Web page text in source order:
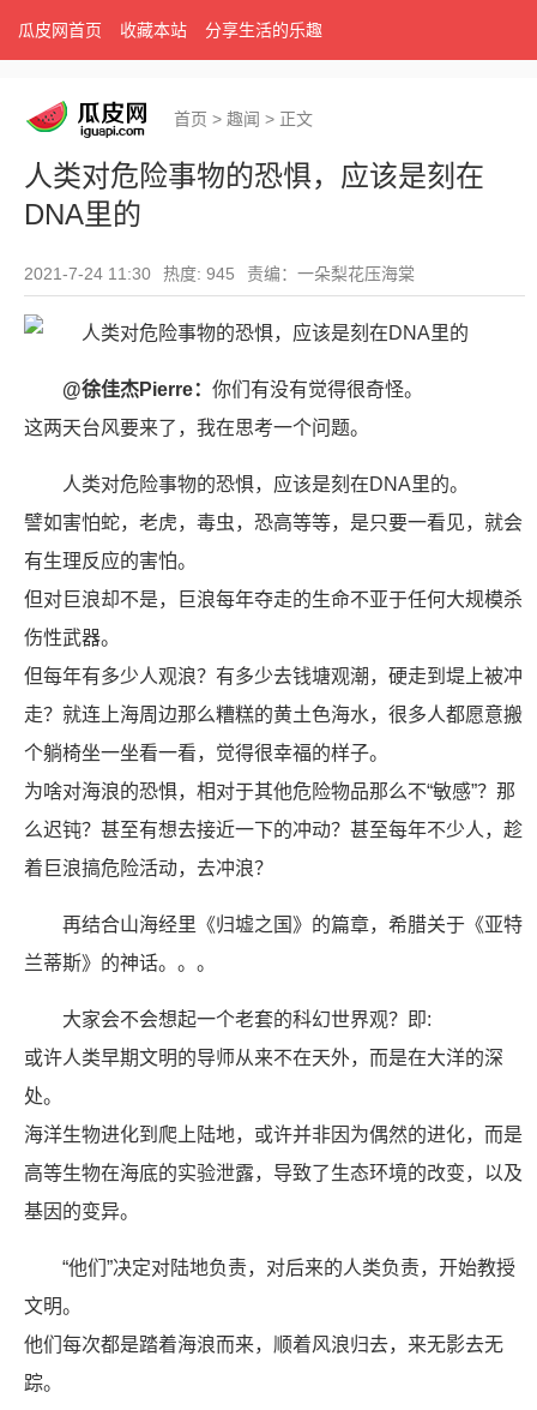
瓜皮网首页 收藏本站 分享生活的乐趣
首页 > 趣闻 > 正文
人类对危险事物的恐惧，应该是刻在
DNA里的
2021-7-24 11:30 热度: 945 责编：一朵梨花压海棠
@徐佳杰Pierre： 你们有没有觉得很奇怪。
这两天台风要来了，我在思考一个问题。
人类对危险事物的恐惧，应该是刻在DNA里的。
譬如害怕蛇，老虎，毒虫，恐高等等，是只要一看见，就会
有生理反应的害怕。
但对巨浪却不是，巨浪每年夺走的生命不亚于任何大规模杀
伤性武器。
但每年有多少人观浪？有多少去钱塘观潮，硬走到堤上被冲
走？就连上海周边那么糟糕的黄土色海水，很多人都愿意搬
个躺椅坐一坐看一看，觉得很幸福的样子。
为啥对海浪的恐惧，相对于其他危险物品那么不“敏感”？那
么迟钝？甚至有想去接近一下的冲动？甚至每年不少人，趁
着巨浪搞危险活动，去冲浪？
再结合山海经里《归墟之国》的篇章，希腊关于《亚特
兰蒂斯》的神话。。。
大家会不会想起一个老套的科幻世界观？即:
或许人类早期文明的导师从来不在天外，而是在大洋的深
处。
海洋生物进化到爬上陆地，或许并非因为偶然的进化，而是
高等生物在海底的实验泄露，导致了生态环境的改变，以及
基因的变异。
“他们”决定对陆地负责，对后来的人类负责，开始教授
文明。
他们每次都是踏着海浪而来，顺着风浪归去，来无影去无
踪。